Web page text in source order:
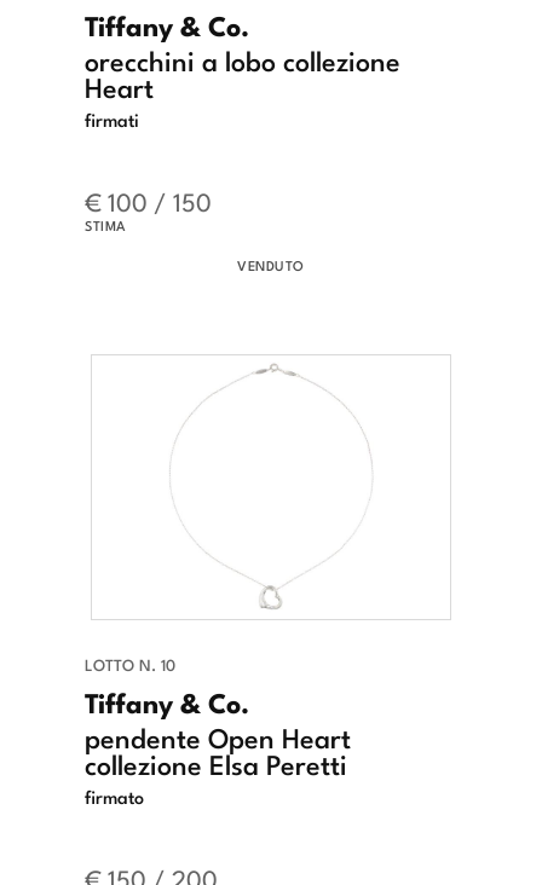
Tiffany & Co.
orecchini a lobo collezione
Heart
firmati
€ 100 / 150
STIMA
VENDUTO
LOTTO N. 10
Tiffany & Co.
pendente Open Heart
collezione Elsa Peretti
firmato
€ 150 / 200